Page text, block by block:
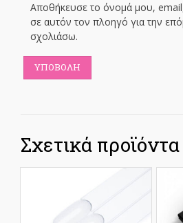
Αποθήκευσε το όνομά μου,
σε αυτόν τον πλοηγό για την
σχολιάσω.
Σχετικά προϊόντα